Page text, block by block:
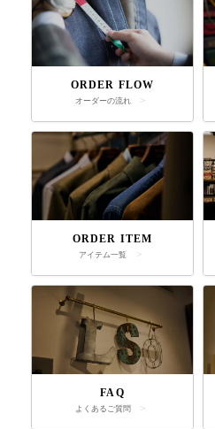
ORDER FLOW
オーダーの流れ
ORDER ITEM
アイテム一覧
FAQ
よくあるご質問